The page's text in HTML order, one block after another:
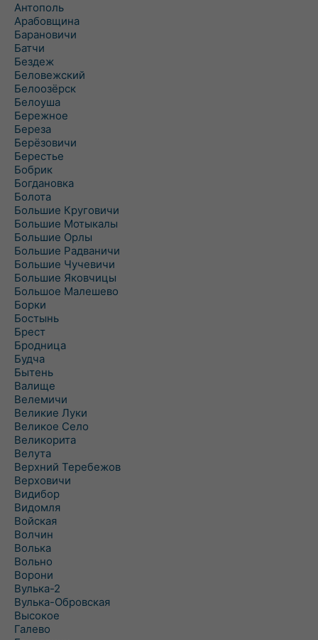
Антополь
Арабовщина
Барановичи
Батчи
Бездеж
Беловежский
Белоозёрск
Белоуша
Бережное
Береза
Берёзовичи
Берестье
Бобрик
Богдановка
Болота
Большие Круговичи
Большие Мотыкалы
Большие Орлы
Большие Радваничи
Большие Чучевичи
Большие Яковчицы
Большое Малешево
Борки
Бостынь
Брест
Бродница
Будча
Бытень
Валище
Велемичи
Великие Луки
Великое Село
Великорита
Велута
Верхний Теребежов
Верховичи
Видибор
Видомля
Войская
Волчин
Волька
Вольно
Ворони
Вулька-2
Вулька-Обровская
Высокое
Галево